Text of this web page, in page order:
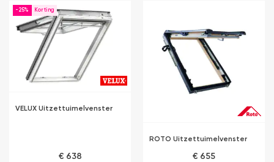
-25%
VELUX Uitzettuimelvenster
€ 638
ROTO Uitzettuimelvenster
€ 655